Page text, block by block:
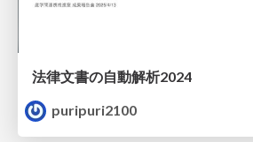
法律文書の自動解析2024
puripuri2100